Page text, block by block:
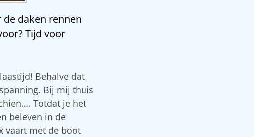
de daken rennen
Tijd voor
Behalve dat
Bij mij thuis
Totdat je het
beleven in de
vaart met de boot